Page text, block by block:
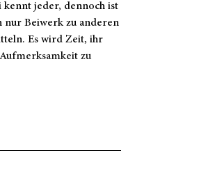
kennt jeder, dennoch ist
nur Beiwerk zu anderen
Es wird Zeit, ihr
zu